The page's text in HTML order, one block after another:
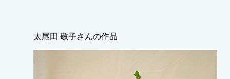
太尾田 敬子さんの作品